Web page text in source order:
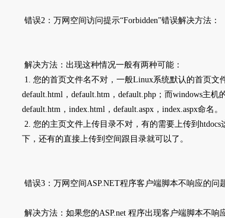
错误2：万网空间访问提示“Forbidden”错误解决方法：
解决方法：出现这种情况一般有两种可能：
1. 您的首页文件名不对，一般Linux系统默认的首页文
default.html，default.htm，default.php；而windows主机
default.htm，index.html，default.aspx，index.aspx命名。
2. 您的主页文件上传目录不对，有的需要上传到
下，还有的直接上传到空间跟目录就可以了。
错误3：万网空间ASP.NET程序客户端脚本不响应的问
解决方法：如果您的ASP.net 程序出现客户端脚本不响